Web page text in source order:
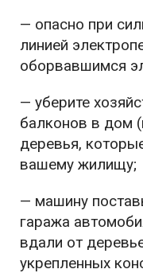
— опасно при
линией
оборвавшимся
— уберите
балконов в дом
деревья,
вашему жилищу;
— машину
гаража
вдали от
укрепленных